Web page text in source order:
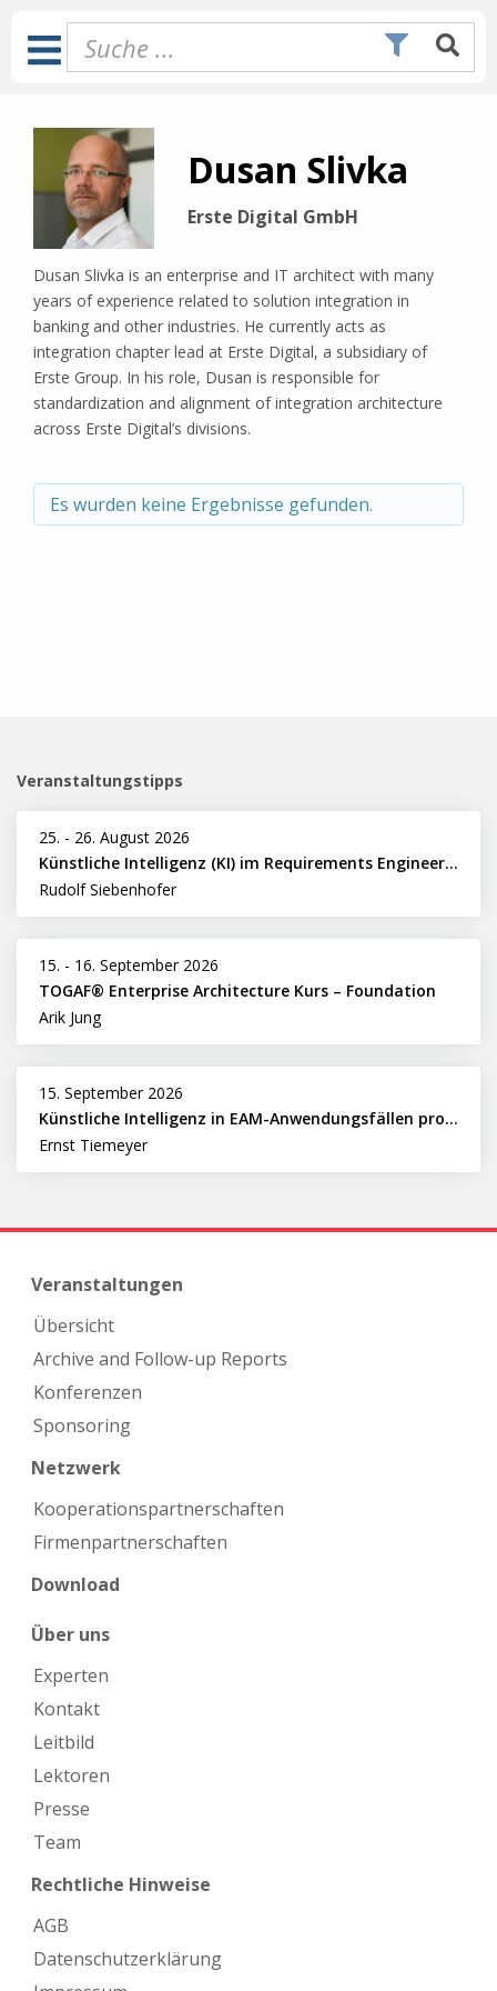
Inhalt
springen
Toggle
Navigation
Dusan Slivka
Erste Digital GmbH
Dusan Slivka is an enterprise and IT architect with many
years of experience related to solution integration in
banking and other industries. He currently acts as
integration chapter lead at Erste Digital, a subsidiary of
Erste Group. In his role, Dusan is responsible for
standardization and alignment of integration architecture
across Erste Digital’s divisions.
Es wurden keine Ergebnisse gefunden.
Veranstaltungstipps
25. - 26. August 2026
Künstliche Intelligenz (KI) im Requirements Engineering erfolgreich einsetzen
Rudolf Siebenhofer
15. - 16. September 2026
TOGAF® Enterprise Architecture Kurs – Foundation
Arik Jung
15. September 2026
Künstliche Intelligenz in EAM-Anwendungsfällen professionell nutzen
Ernst Tiemeyer
Veranstaltungen
Übersicht
Archive and Follow-up Reports
Konferenzen
Sponsoring
Netzwerk
Kooperations­partnerschaften
Firmen­partnerschaften
Download
Über uns
Experten
Kontakt
Leitbild
Lektoren
Presse
Team
Rechtliche Hinweise
AGB
Datenschutzerklärung